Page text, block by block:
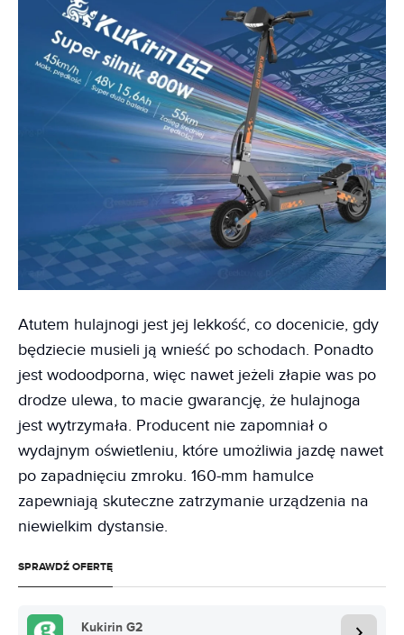
Atutem hulajnogi jest jej lekkość, co docenicie, gdy
będziecie musieli ją wnieść po schodach. Ponadto
jest wodoodporna, więc nawet jeżeli złapie was po
drodze ulewa, to macie gwarancję, że hulajnoga
jest wytrzymała. Producent nie zapomniał o
wydajnym oświetleniu, które umożliwia jazdę nawet
po zapadnięciu zmroku. 160-mm hamulce
zapewniają skuteczne zatrzymanie urządzenia na
niewielkim dystansie.
SPRAWDŹ OFERTĘ
Kukirin G2